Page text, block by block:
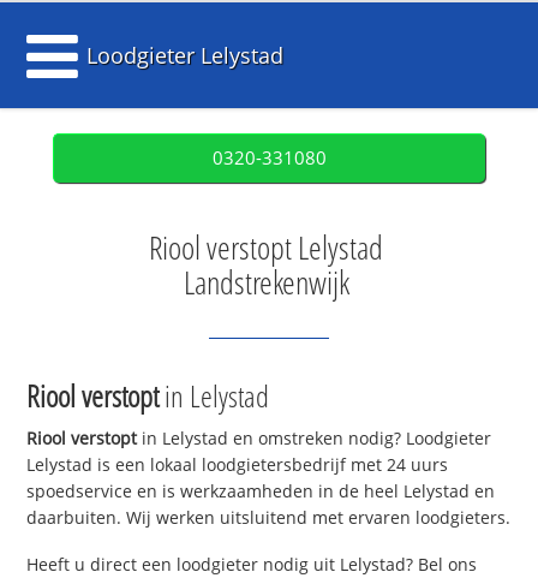
Loodgieter Lelystad
0320-331080
Riool verstopt Lelystad
Landstrekenwijk
Riool verstoptin Lelystad
Riool verstoptin Lelystad en omstreken nodig? Loodgieter
Lelystad is een lokaal loodgietersbedrijf met 24 uurs
spoedservice en is werkzaamheden in de heel Lelystad en
daarbuiten. Wij werken uitsluitend met ervaren loodgieters.
Heeft u direct een loodgieter nodig uit Lelystad? Bel ons